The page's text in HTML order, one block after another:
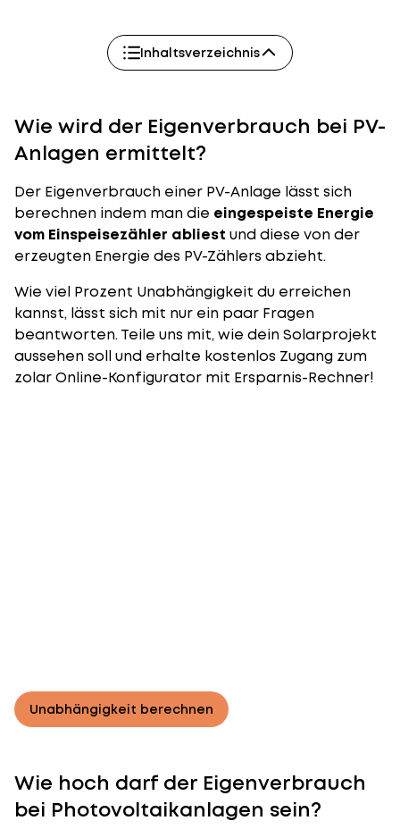
Inhaltsverzeichnis
Wie wird der Eigenverbrauch bei PV-
Anlagen ermittelt?
Der Eigenverbrauch einer PV-Anlage lässt sich
berechnen indem man die eingespeiste Energie
vom Einspeisezähler abliest und diese von der
erzeugten Energie des PV-Zählers abzieht.
Wie viel Prozent Unabhängigkeit du erreichen
kannst, lässt sich mit nur ein paar Fragen
beantworten. Teile uns mit, wie dein Solarprojekt
aussehen soll und erhalte kostenlos Zugang zum
zolar Online-Konfigurator mit Ersparnis-Rechner!
Unabhängigkeit berechnen
Wie hoch darf der Eigenverbrauch
bei Photovoltaikanlagen sein?